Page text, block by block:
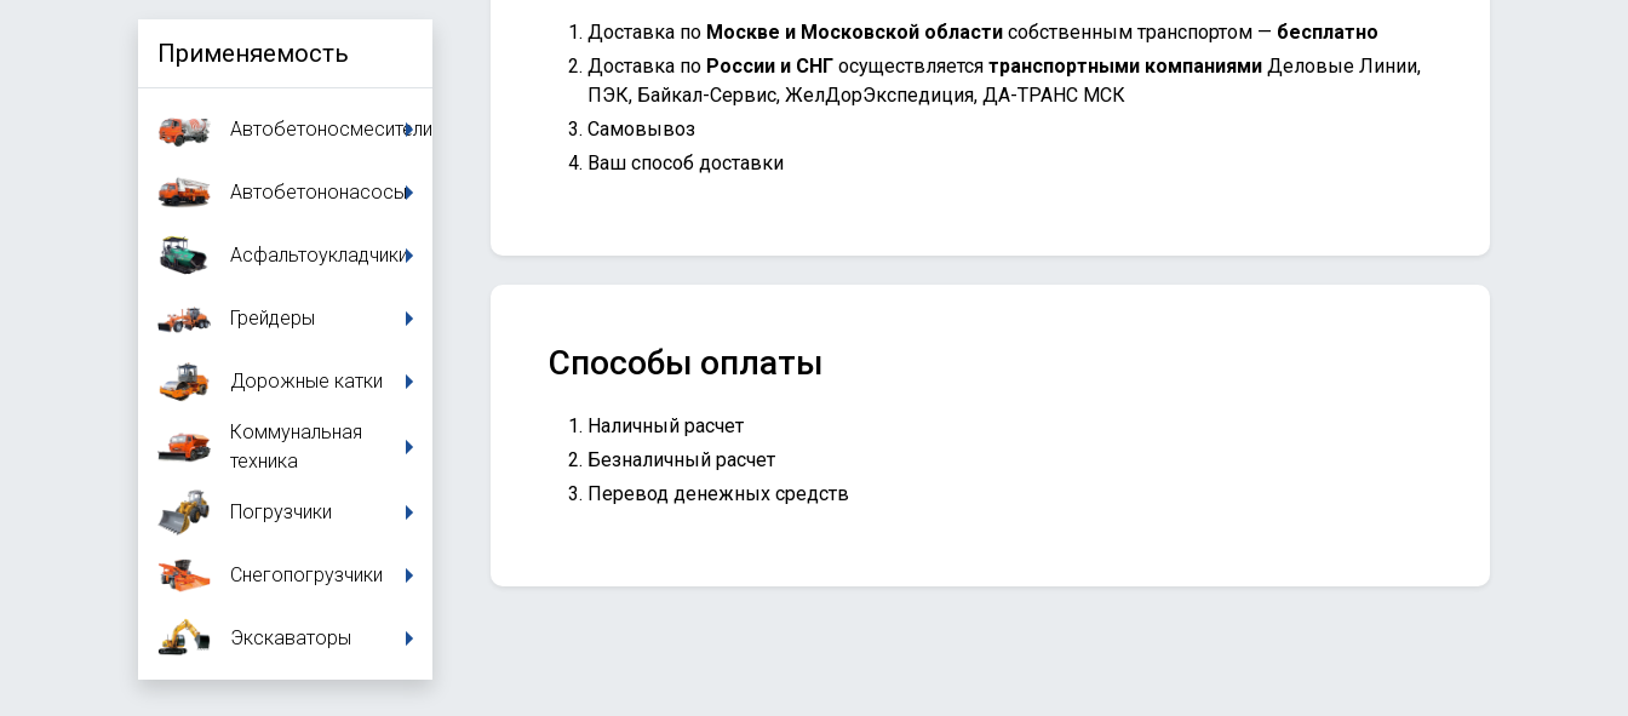
Применяемость
Автобетоносмесители
Автобетононасосы
Асфальтоукладчики
Грейдеры
Дорожные катки
Коммунальная
техника
Погрузчики
Снегопогрузчики
Экскаваторы
Доставка по Москве и Московской области собственным транспортом — бесплатно
Доставка по России и СНГ осуществляется транспортными компаниями Деловые Линии,
ПЭК, Байкал-Сервис, ЖелДорЭкспедиция, ДА-ТРАНС МСК
Самовывоз
Ваш способ доставки
Способы оплаты
Наличный расчет
Безналичный расчет
Перевод денежных средств